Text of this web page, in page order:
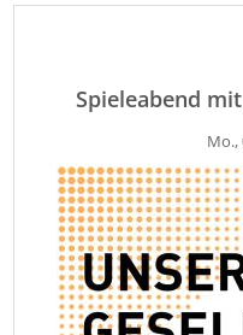
Spieleabend
Mo.,